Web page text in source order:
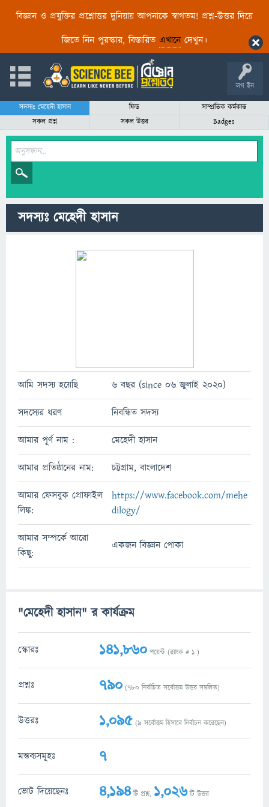
বিজ্ঞান ও প্রযুক্তির প্রশ্নোত্তর দুনিয়ায় আপনাকে স্বাগতম! প্রশ্ন-উত্তর দিয়ে
জিতে নিন পুরস্কার, বিস্তারিত এখানেদেখুন।
লগ ইন
সদস্যঃ মেহেদী হাসান ফিড
সাম্প্রতিক কর্মকান্ড
সকল প্রশ্ন
সকল উত্তর Badges
সদস্যঃ মেহেদী হাসান
আমি সদস্য হয়েছি 6 বছর (since 06 জুলাই 2020)
সদস্যের ধরণ নিবন্ধিত সদস্য
আমার পূর্ণ নাম : মেহেদী হাসান
আমার প্রতিষ্ঠানের নাম: চট্টগ্রাম, বাংলাদেশ
আমার ফেসবুক প্রোফাইল
লিঙ্ক:
https://www.facebook.com/mehe
dilogy/
আমার সম্পর্কে আরো
কিছু:
একজন বিজ্ঞান পোকা
"মেহেদী হাসান" র কার্যক্রম
স্কোরঃ 141,860 পয়েন্ট (র‌্যাংক # 1 )
প্রশ্নঃ 790 (780 নির্বাচিত সর্বোত্তম উত্তর সম্বলিত)
উত্তরঃ 1,095 (9 সর্বোত্তম হিসাবে নির্বাচন করেছেন)
মন্তব্যসমূহঃ 7
ভোট দিয়েছেনঃ 4,194টি প্রশ্ন, 1,026টি উত্তর